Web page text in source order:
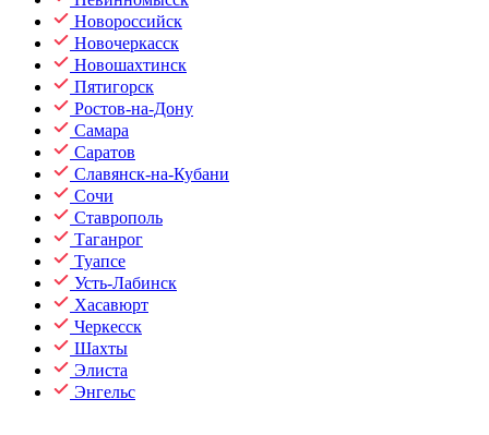
Новороссийск
Новочеркасск
Новошахтинск
Пятигорск
Ростов-на-Дону
Самара
Саратов
Славянск-на-Кубани
Сочи
Ставрополь
Таганрог
Туапсе
Усть-Лабинск
Хасавюрт
Черкесск
Шахты
Элиста
Энгельс